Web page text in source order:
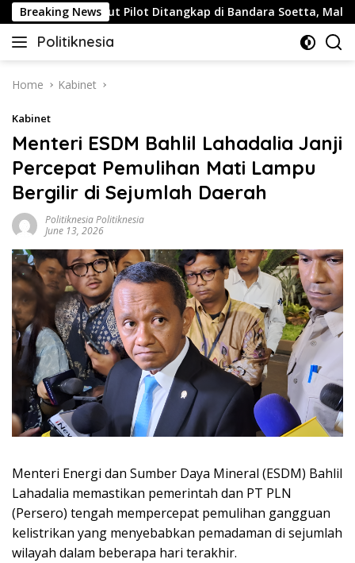
Skip
to
content
Breaking News
Buntut Pilot Ditangkap di Bandara Soetta, Malaysia
Politiknesia
Politiknesia.com
Home Kabinet
Kabinet
Menteri ESDM Bahlil Lahadalia Janji
Percepat Pemulihan Mati Lampu
Bergilir di Sejumlah Daerah
Politiknesia Politiknesia
June 13, 2026
Menteri Energi dan Sumber Daya Mineral (ESDM) Bahlil
Lahadalia memastikan pemerintah dan PT PLN
(Persero) tengah mempercepat pemulihan gangguan
kelistrikan yang menyebabkan pemadaman di sejumlah
wilayah dalam beberapa hari terakhir.